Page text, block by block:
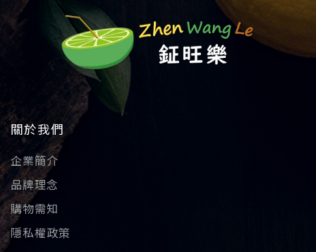
關於我們
企業簡介
品牌理念
購物需知
隱私權政策